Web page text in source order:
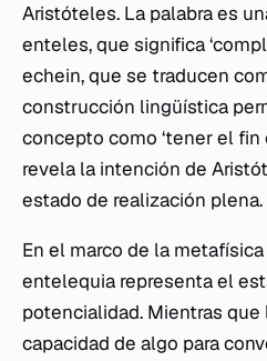
Aristóteles. La palabra es
enteles, que significa
echein, que se traducen
construcción lingüística
concepto como ‘tener el fin
revela la intención de
estado de realización plena.
En el marco de la
entelequia representa el
potencialidad. Mientras
capacidad de algo para